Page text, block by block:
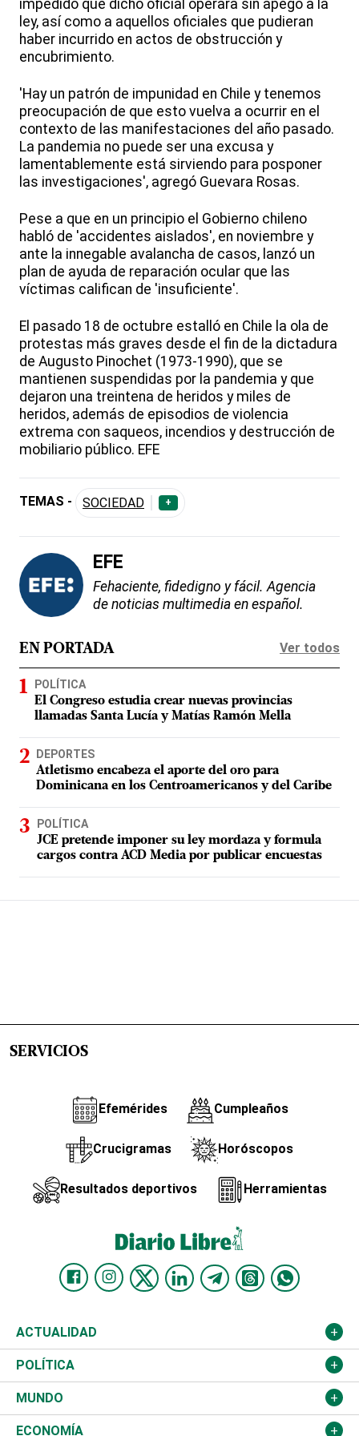
impedido que dicho oficial operara sin apego a la
ley, así como a aquellos oficiales que pudieran
haber incurrido en actos de obstrucción y
encubrimiento.
'Hay un patrón de impunidad en Chile y tenemos
preocupación de que esto vuelva a ocurrir en el
contexto de las manifestaciones del año pasado.
La pandemia no puede ser una excusa y
lamentablemente está sirviendo para posponer
las investigaciones', agregó Guevara Rosas.
Pese a que en un principio el Gobierno chileno
habló de 'accidentes aislados', en noviembre y
ante la innegable avalancha de casos, lanzó un
plan de ayuda de reparación ocular que las
víctimas califican de 'insuficiente'.
El pasado 18 de octubre estalló en Chile la ola de
protestas más graves desde el fin de la dictadura
de Augusto Pinochet (1973-1990), que se
mantienen suspendidas por la pandemia y que
dejaron una treintena de heridos y miles de
heridos, además de episodios de violencia
extrema con saqueos, incendios y destrucción de
mobiliario público. EFE
TEMAS - SOCIEDAD +
EFE
Fehaciente, fidedigno y fácil. Agencia
de noticias multimedia en español.
EN PORTADA Ver todos
POLÍTICA
El Congreso estudia crear nuevas provincias
llamadas Santa Lucía y Matías Ramón Mella
DEPORTES
Atletismo encabeza el aporte del oro para
Dominicana en los Centroamericanos y del Caribe
POLÍTICA
JCE pretende imponer su ley mordaza y formula
cargos contra ACD Media por publicar encuestas
SERVICIOS
Efemérides Cumpleaños
Crucigramas Horóscopos
Resultados deportivos Herramientas
ACTUALIDAD
Nacional
Ciudad
Educación
POLÍTICA
Partidos
JCE
MUNDO
Estados Unidos
ECONOMÍA